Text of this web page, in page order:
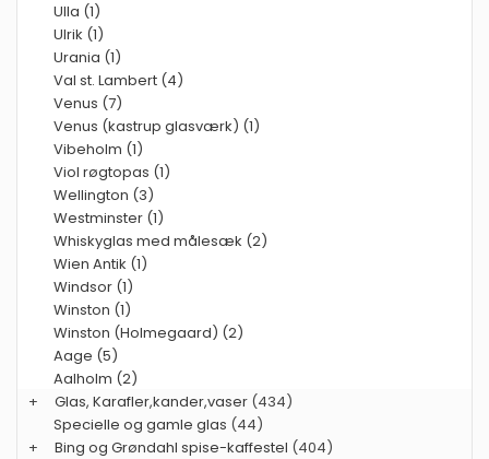
Ulla (1)
Ulrik (1)
Urania (1)
Val st. Lambert (4)
Venus (7)
Venus (kastrup glasværk) (1)
Vibeholm (1)
Viol røgtopas (1)
Wellington (3)
Westminster (1)
Whiskyglas med målesæk (2)
Wien Antik (1)
Windsor (1)
Winston (1)
Winston (Holmegaard) (2)
Aage (5)
Aalholm (2)
+
Glas, Karafler,kander,vaser (434)
Specielle og gamle glas (44)
+
Bing og Grøndahl spise-kaffestel (404)